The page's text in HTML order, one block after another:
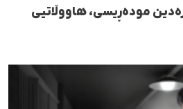
مودەڕیسی، هاووڵاتیی